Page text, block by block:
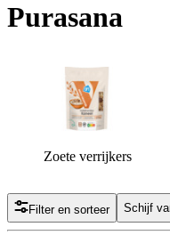
Purasana
Zoete verrijkers
Filter en sorteer Schijf